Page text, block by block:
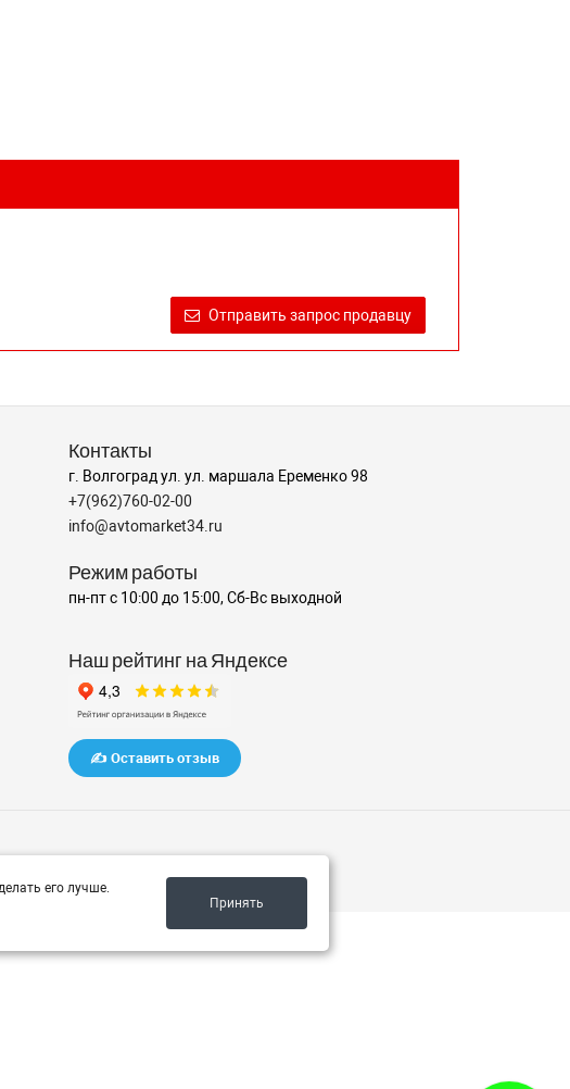
Отправить запрос продавцу
Контакты
г. Волгоград ул. ул. маршала Еременко 98
+7(962)760-02-00
info@avtomarket34.ru
Режим работы
пн-пт с 10:00 до 15:00, Сб-Вс выходной
Наш рейтинг на Яндексе
✍️ Оставить отзыв
его лучше.
Принять